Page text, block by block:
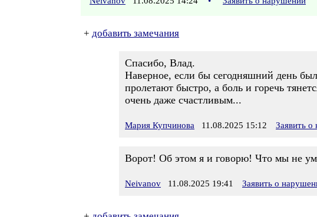
+ добавить замечания
Спасибо, Влад.
Наверное, если бы сегодняшний день
пролетают быстро, а боль и горечь
очень даже счастливым...
Мария Купчинова 11.08.2025 15:12 Заявить
Ворот! Об этом я и говорю! Что мы не
Neivanov 11.08.2025 19:41 Заявить о